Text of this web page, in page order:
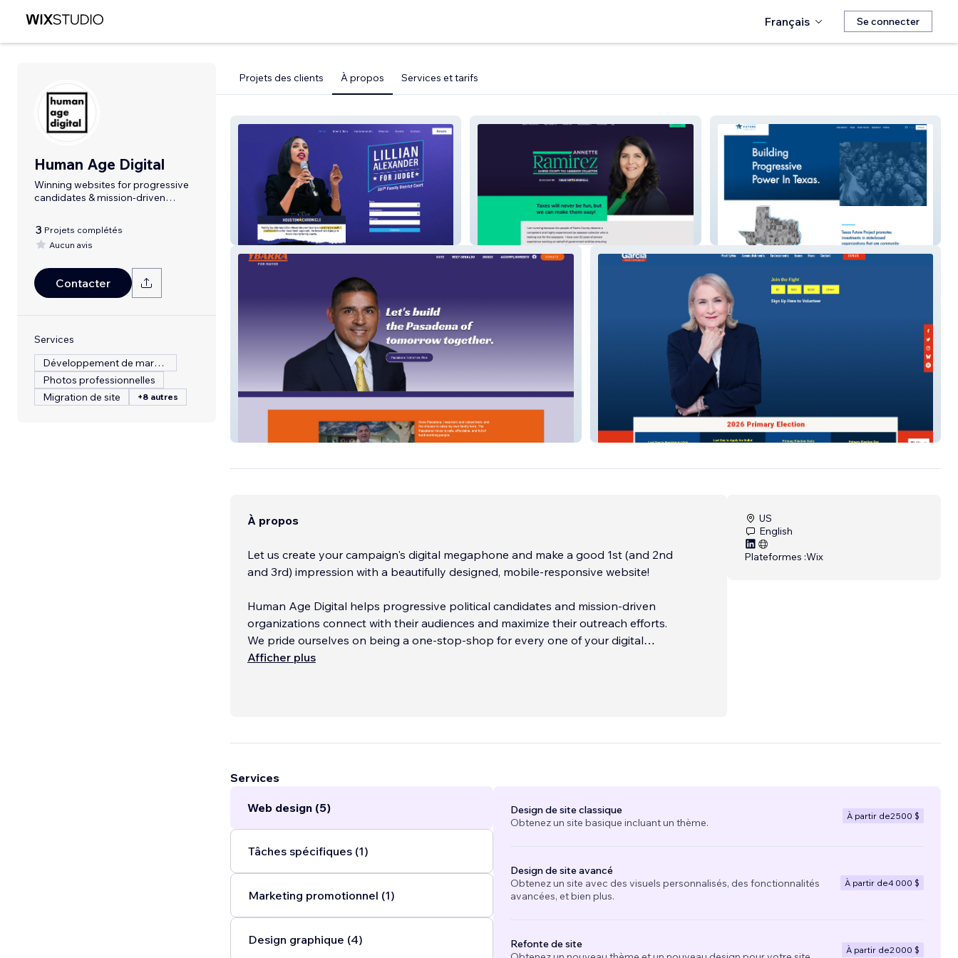
Français Se connecter
Human Age Digital
Winning websites for progressive
candidates & mission-driven
3 Projets complétés
Aucun avis
Contacter
Services
Développement de marque
Photos professionnelles
Migration de site
+8 autres
Projets des clients À propos Services et tarifs
Lillian Alexander Campaign Annette Ramirez Campaign Texas Future Project
Ornaldo Ybarra Campaign Sylvia Garcia Campaign
À propos
Let us create your campaign's digital megaphone and make a good 1st (and 2nd
and 3rd) impression with a beautifully designed, mobile-responsive website!
Human Age Digital helps progressive political candidates and mission-driven
organizations connect with their audiences and maximize their outreach efforts.
We pride ourselves on being a one-stop-shop for every one of your digital
technology and design needs.
Afficher plus
US
English
Plateformes :Wix
Services
Web design (5)
Tâches spécifiques (1)
Marketing promotionnel (1)
Design graphique (4)
Design de site classique
Obtenez un site basique incluant un thème.
À partir de2 500 $
Design de site avancé
Obtenez un site avec des visuels personnalisés, des fonctionnalités
avancées, et bien plus.
À partir de4 000 $
Refonte de site
À partir de2 000 $